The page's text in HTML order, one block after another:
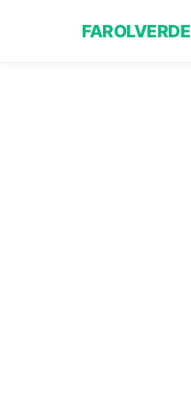
FAROLVERDE